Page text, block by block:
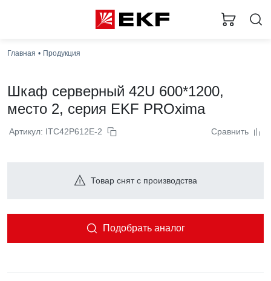
Главная Продукция
Шкаф серверный 42U 600*1200,
место 2, серия EKF PROxima
Артикул: ITC42P612E-2 Сравнить
Товар снят с производства
Подобрать аналог